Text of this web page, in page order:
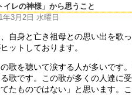
イレの神様」から思うこと
年3月2日 水曜日
自身と亡き祖母との思い出を歌
ットしております。
歌を聴いて涙する人が多いです
歌です。この歌が多くの人達に
たものではない」と思います。